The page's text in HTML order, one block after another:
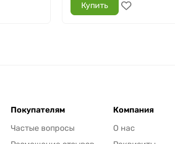
Купить
Покупателям
Частые вопросы
Компания
О нас